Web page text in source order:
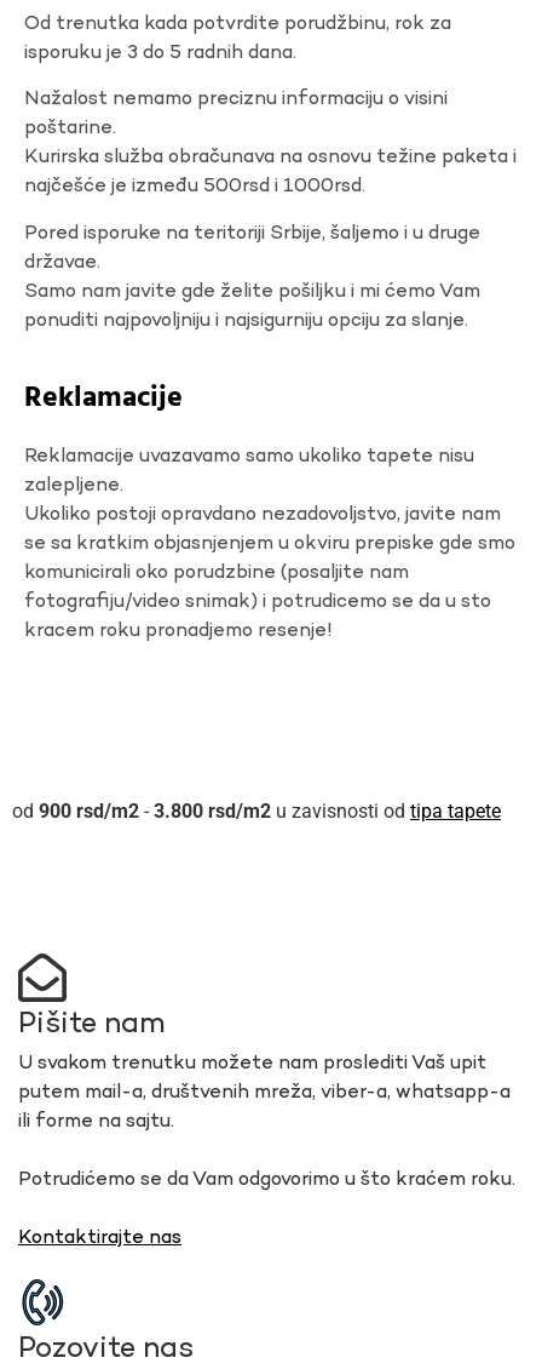
Od trenutka kada potvrdite porudžbinu, rok za
isporuku je 3 do 5 radnih dana.
Nažalost nemamo preciznu informaciju o visini
poštarine.
Kurirska služba obračunava na osnovu težine paketa i
najčešće je između 500rsd i 1000rsd.
Pored isporuke na teritoriji Srbije, šaljemo i u druge
državae.
Samo nam javite gde želite pošiljku i mi ćemo Vam
ponuditi najpovoljniju i najsigurniju opciju za slanje.
Reklamacije
Reklamacije uvazavamo samo ukoliko tapete nisu
zalepljene.
Ukoliko postoji opravdano nezadovoljstvo, javite nam
se sa kratkim objasnjenjem u okviru prepiske gde smo
komunicirali oko porudzbine (posaljite nam
fotografiju/video snimak) i potrudicemo se da u sto
kracem roku pronadjemo resenje!
900 rsd - 3.800 rsd u zavisnosti od tipa tapete
Pišite nam
U svakom trenutku možete nam proslediti Vaš upit
putem mail-a, društvenih mreža, viber-a, whatsapp-a
ili forme na sajtu.
Potrudićemo se da Vam odgovorimo u što kraćem roku.
Kontaktirajte nas
Pozovite nas